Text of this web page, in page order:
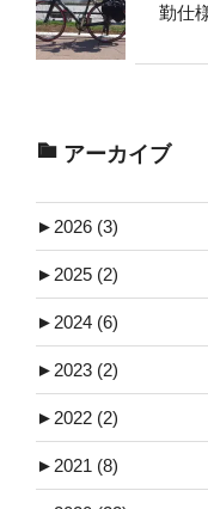
勤仕
アーカイブ
► 2026 (3)
► 2025 (2)
► 2024 (6)
► 2023 (2)
► 2022 (2)
► 2021 (8)